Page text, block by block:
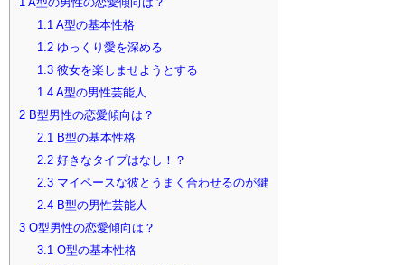
1.1A型の基本性格
1.2ゆっくり愛を深める
1.3彼女を楽しませようとする
1.4A型の男性芸能人
2 B型男性の恋愛傾向は？
2.1B型の基本性格
2.2好きなタイプはなし！？
2.3マイペースな彼とうまく合わせるのが鍵
2.4B型の男性芸能人
3 O型男性の恋愛傾向は？
3.1O型の基本性格